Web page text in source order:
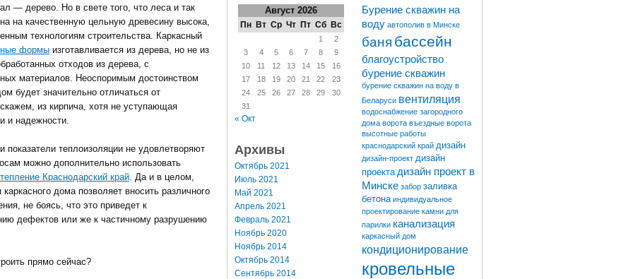
— дерево. Но в свете того, что леса и так
на качественную цельную древесину высока,
технологиям строительства. Каркасный
формы изготавливается из дерева, но не из
отходов из дерева, с
материалов. Неоспоримым достоинством
будет значительно отличаться от
из кирпича, хотя не уступающая
и надежности.
показатели теплоизоляции не удовлетворяют
можно дополнительно использовать
Краснодарский край. Да и в целом,
каркасного дома позволяет вносить различного
не боясь, что это приведет к
дефектов или же к частичному разрушению
прямо сейчас?
Август 2026
Пн Вт Ср Чт Пт Сб Вс
1
2
3
4 5 6 7 8
9
10
11 12 13 14 15
16
17
18 19 20 21 22
23
24
25 26 27 28 29
30
31
« Окт
Архивы
Октябрь 2021
Июль 2021
Май 2021
Апрель 2021
Февраль 2021
Ноябрь 2020
Ноябрь 2014
Октябрь 2014
Сентябрь 2014
Бурение скважин на
воду автополив в Минске
баня бассейн
благоустройство
бурение скважин
бурение скважин на воду в
Беларуси вентиляция
водоснабжение загородного
дома ворота въездные ворота
высотные работы
краснодарский край дизайн
дизайн-проект дизайн
проекта дизайн проект в
Минске забор заливка
бетона индивидуальное
проектирование камни для
парилки канализация
каркасный дом
кондиционирование
кровельные